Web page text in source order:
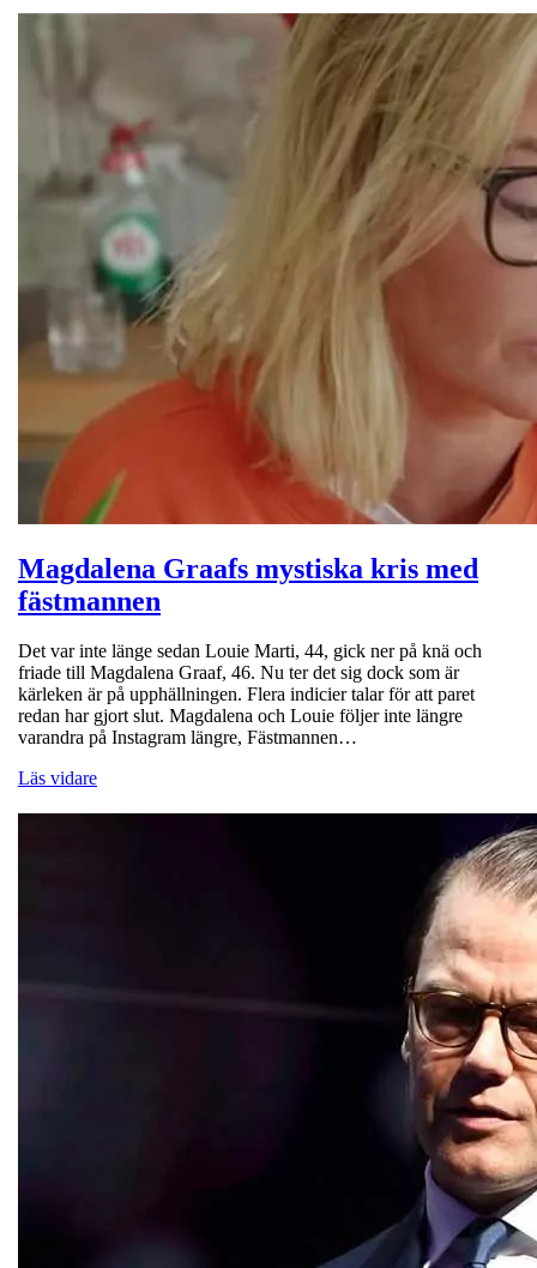
Magdalena Graafs mystiska kris med
fästmannen
Det var inte länge sedan Louie Marti, 44, gick ner på knä och
friade till Magdalena Graaf, 46. Nu ter det sig dock som är
kärleken är på upphällningen. Flera indicier talar för att paret
redan har gjort slut. Magdalena och Louie följer inte längre
varandra på Instagram längre, Fästmannen…
Läs vidare